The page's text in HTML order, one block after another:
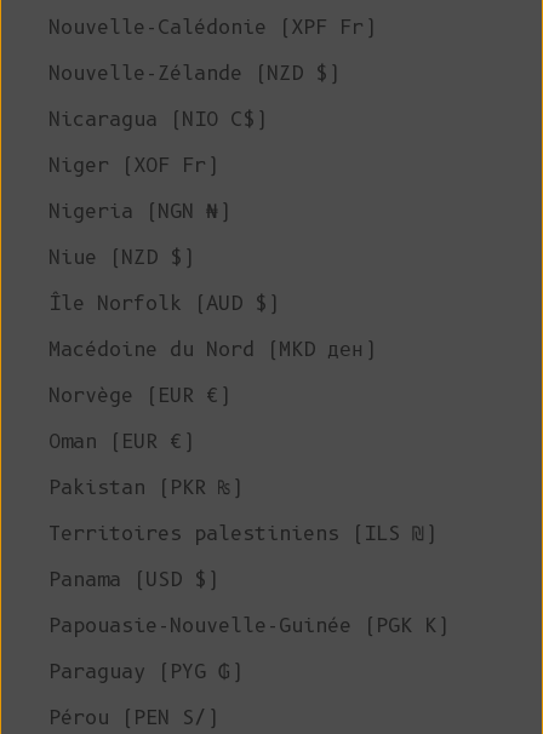
Nouvelle-Calédonie (XPF Fr)
Nouvelle-Zélande (NZD $)
Nicaragua (NIO C$)
Niger (XOF Fr)
Nigeria (NGN ₦)
Niue (NZD $)
Île Norfolk (AUD $)
Macédoine du Nord (MKD ден)
Norvège (EUR €)
Oman (EUR €)
Pakistan (PKR ₨)
Territoires palestiniens (ILS ₪)
Panama (USD $)
Papouasie-Nouvelle-Guinée (PGK K)
Paraguay (PYG ₲)
Pérou (PEN S/)